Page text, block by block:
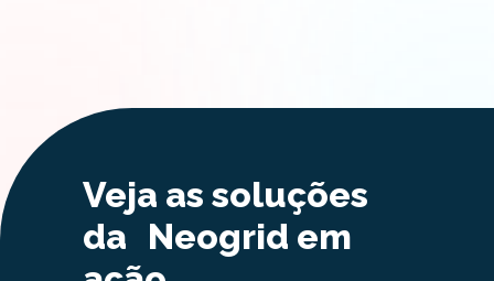
Veja as soluções
da Neogrid em